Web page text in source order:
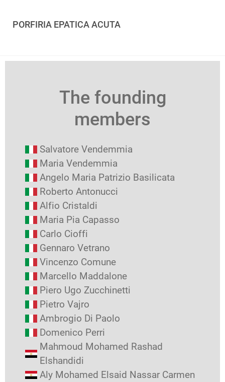
PORFIRIA EPATICA ACUTA
The founding
members
Salvatore Vendemmia
Maria Vendemmia
Angelo Maria Patrizio Basilicata
Roberto Antonucci
Alfio Cristaldi
Maria Pia Capasso
Carlo Cioffi
Gennaro Vetrano
Vincenzo Comune
Marcello Maddalone
Piero Ugo Zucchinetti
Pietro Vajro
Ambrogio Di Paolo
Domenico Perri
Mahmoud Mohamed Rashad
Elshandidi
Aly Mohamed Elsaid Nassar Carmen